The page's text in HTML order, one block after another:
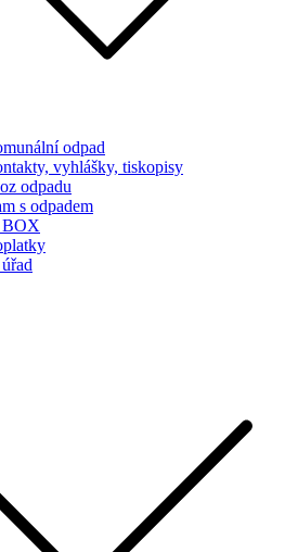
odpad
vyhlášky, tiskopisy
odpadu
s odpadem
BOX